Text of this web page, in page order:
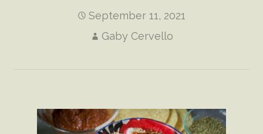
September 11, 2021
Gaby Cervello